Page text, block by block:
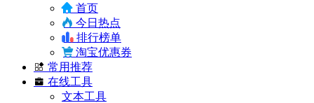
首页
今日热点
排行榜单
淘宝优惠券
常用推荐
在线工具
文本工具